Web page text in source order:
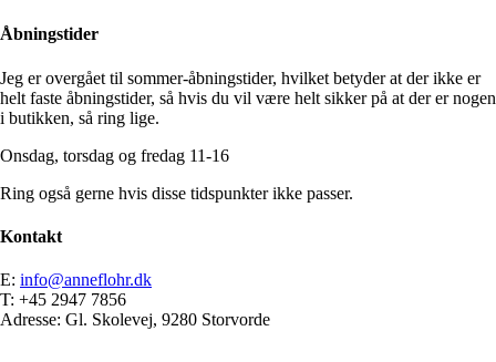
Åbningstider
Jeg er overgået til sommer-åbningstider, hvilket betyder at der ikke er
helt faste åbningstider, så hvis du vil være helt sikker på at der er nogen
i butikken, så ring lige.
Onsdag, torsdag og fredag 11-16
Ring også gerne hvis disse tidspunkter ikke passer.
Kontakt
E: info@anneflohr.dk
T: +45 2947 7856
Adresse: Gl. Skolevej, 9280 Storvorde